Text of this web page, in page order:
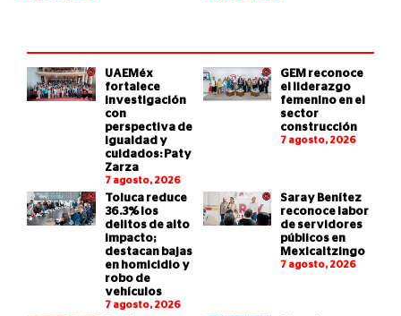
UAEMéx
fortalece
investigación
con
perspectiva de
igualdad y
cuidados: Paty
Zarza
7 agosto, 2026
GEM reconoce
el liderazgo
femenino en el
sector
construcción
7 agosto, 2026
Toluca reduce
36.3% los
delitos de alto
impacto;
destacan bajas
en homicidio y
robo de
vehículos
7 agosto, 2026
Saray Benítez
reconoce labor
de servidores
públicos en
Mexicaltzingo
7 agosto, 2026